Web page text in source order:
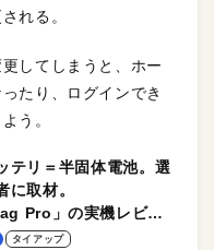
れる。
してしまうと、ホー
たり、ログインでき
う。
テリ＝半固体電池。選
に取材。
Pro」の実機レビュ
タイアップ